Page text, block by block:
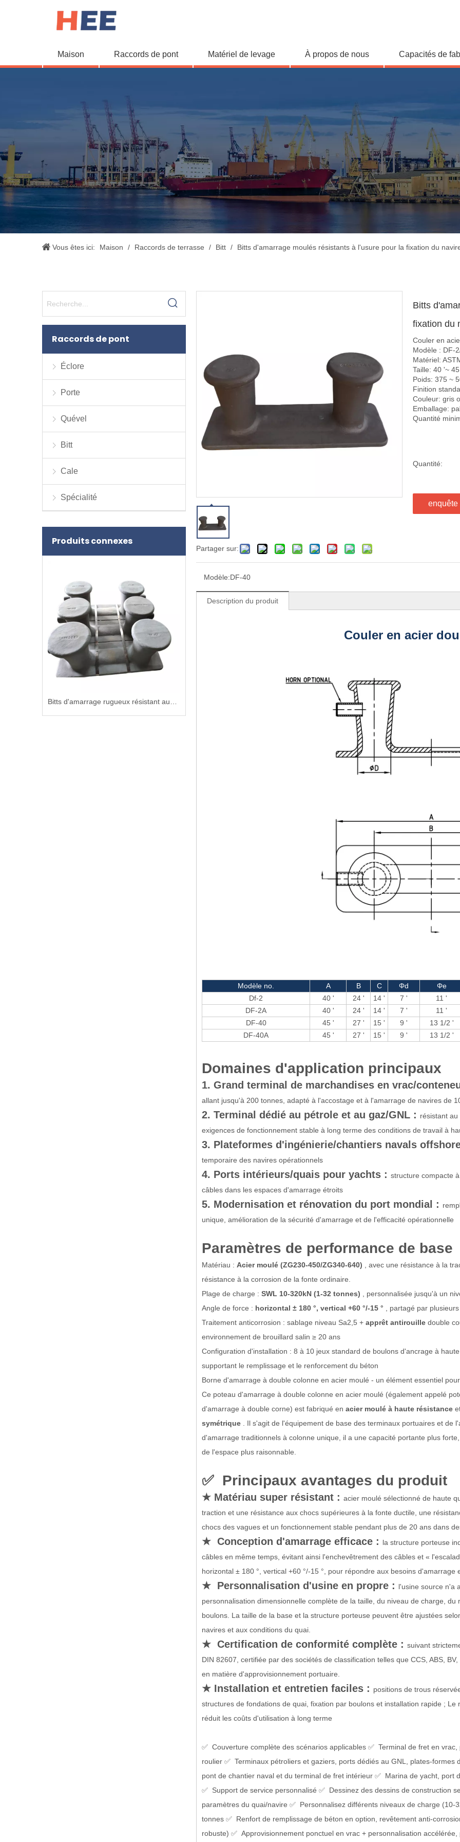
Maison Raccords de pont Matériel de levage À propos de nous Capacités de
Vous êtes ici: Maison / Raccords de terrasse / Bitt / Bitts d'amarrage moulés résistants à l'usure pour la fixation du
Raccords de pont
Éclore
Porte
Quével
Bitt
Cale
Spécialité
Produits connexes
Partager sur:
Bitts
fixation du
Couler en
Modèle : DF-
Matériel:
Taille: 40 '~
Poids: 375 ~
Finition
Couleur: gris
Emballage:
Quantité
Quantité:
enquête
Modèle:DF-40
Description du produit
Couler en acier
Modèle no. A B C Φd Φe
Df-2
40 ' 24 ' 14 ' 7 ' 11 '
DF-2A
40 ' 24 ' 14 ' 7 ' 11 '
DF-40
45 ' 27 ' 15 ' 9 ' 13 1/2 '
DF-40A
45 ' 27 ' 15 ' 9 ' 13 1/2 '
Domaines d'application principaux
1. Grand terminal de marchandises en vrac/
allant jusqu'à 200 tonnes, adapté à l'accostage et à l'amarrage de navires de
2. Terminal dédié au pétrole et au gaz/GNL : résistant
exigences de fonctionnement stable à long terme des conditions de travail à
3. Plateformes d'ingénierie/chantiers navals
temporaire des navires opérationnels
4. Ports intérieurs/quais pour yachts : structure compacte
câbles dans les espaces d'amarrage étroits
5. Modernisation et rénovation du port mondial :
unique, amélioration de la sécurité d'amarrage et de l'efficacité opérationnelle
Paramètres de performance de base
Matériau : Acier moulé (ZG230-450/ZG340-640)
, avec une résistance à la
résistance à la corrosion de la fonte ordinaire.
Plage de charge : SWL 10-320kN (1-32 tonnes)
, personnalisée jusqu'à un
Angle de force : horizontal ± 180 °, vertical +60 °/-15 °
, partagé par
Traitement anticorrosion : sablage niveau Sa2,5 + apprêt antirouille double
environnement de brouillard salin ≥ 20 ans
Configuration d'installation : 8 à 10 jeux standard de boulons d'ancrage à
supportant le remplissage et le renforcement du béton
Borne d'amarrage à double colonne en acier moulé - un élément essentiel
Ce poteau d'amarrage à double colonne en acier moulé (également appelé
d'amarrage à double corne) est fabriqué en acier moulé à haute résistance
symétrique
. Il s'agit de l'équipement de base des terminaux portuaires et
d'amarrage traditionnels à colonne unique, il a une capacité portante plus
de l'espace plus raisonnable.
✅ Principaux avantages du produit
★ Matériau super résistant : acier moulé sélectionné de haute
traction et une résistance aux chocs supérieures à la fonte ductile, une
chocs des vagues et un fonctionnement stable pendant plus de 20 ans dans
★ Conception d'amarrage efficace : la structure porteuse
câbles en même temps, évitant ainsi l'enchevêtrement des câbles et «
horizontal ± 180 °, vertical +60 °/-15 °, pour répondre aux besoins d'amarrage
★ Personnalisation d'usine en propre : l'usine source n'a
personnalisation dimensionnelle complète de la taille, du niveau de charge,
boulons. La taille de la base et la structure porteuse peuvent être ajustées
navires et aux conditions du quai.
★ Certification de conformité complète : suivant
DIN 82607, certifiée par des sociétés de classification telles que CCS, ABS,
en matière d'approvisionnement portuaire.
★ Installation et entretien faciles : positions de trous
structures de fondations de quai, fixation par boulons et installation rapide ;
réduit les coûts d'utilisation à long terme
✅ Couverture complète des scénarios applicables ✅ Terminal de fret en
roulier ✅ Terminaux pétroliers et gaziers, ports dédiés au GNL, plates-
pont de chantier naval et du terminal de fret intérieur ✅ Marina de yacht, port
✅ Support de service personnalisé ✅ Dessinez des dessins de construction
paramètres du quai/navire ✅ Personnalisez différents niveaux de charge
tonnes ✅ Renfort de remplissage de béton en option, revêtement anti-
robuste) ✅ Approvisionnement ponctuel en vrac + personnalisation